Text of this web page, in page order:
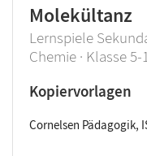
Molekültanz
Lernspiele
Chemie · Klasse 5-
Kopiervorlagen
Cornelsen Pädagogik,